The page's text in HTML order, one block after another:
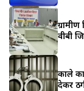
वीबी
काले
देकर